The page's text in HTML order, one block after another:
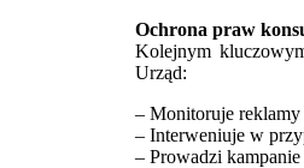
Ochrona praw
Kolejnym
Urząd:
– Monitoruje reklamy
– Interweniuje w
– Prowadzi